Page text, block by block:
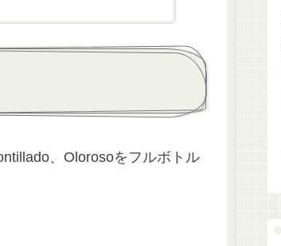
、Olorosoをフルボトル